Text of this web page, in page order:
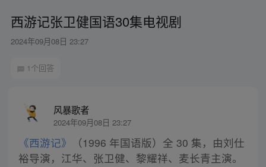
西游记张卫健国语30集电视剧
2024年09月08日 23:27
1个回答
风暴歌者
2024年09月08日 23:27
《西游记》
（1996 年国语版）全 30 集，由刘仕
裕导演，江华、张卫健、黎耀祥、麦长青主演。